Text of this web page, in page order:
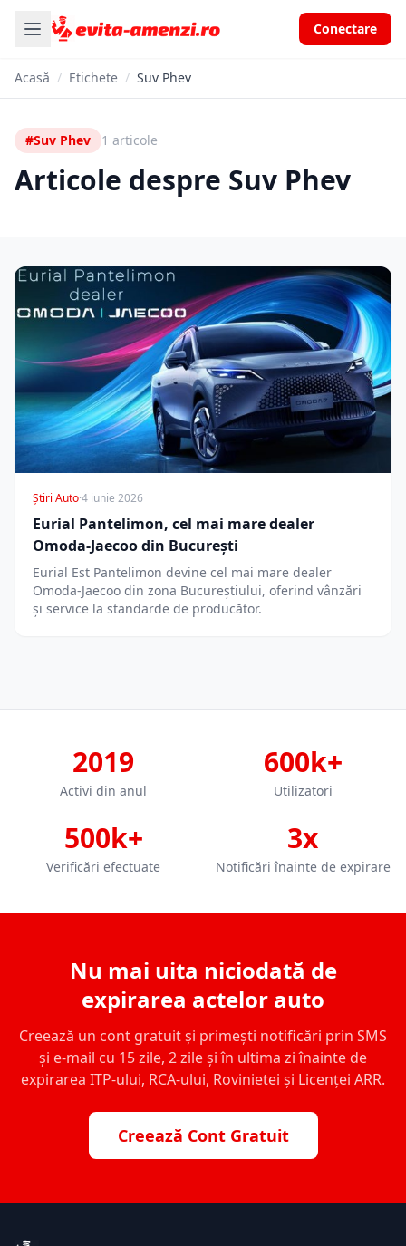
Conectare
Acasă / Etichete / Suv Phev
#Suv Phev 1 articole
Articole despre Suv Phev
Știri Auto·4 iunie 2026
Eurial Pantelimon, cel mai mare dealer
Omoda-Jaecoo din București
Eurial Est Pantelimon devine cel mai mare dealer
Omoda-Jaecoo din zona Bucureștiului, oferind vânzări
și service la standarde de producător.
2019
Activi din anul
600k+
Utilizatori
500k+
Verificări efectuate
3x
Notificări înainte de expirare
Nu mai uita niciodată de
expirarea actelor auto
Creează un cont gratuit și primești notificări prin SMS
și e-mail cu 15 zile, 2 zile și în ultima zi înainte de
expirarea ITP-ului, RCA-ului, Rovinietei și Licenței ARR.
Creează Cont Gratuit